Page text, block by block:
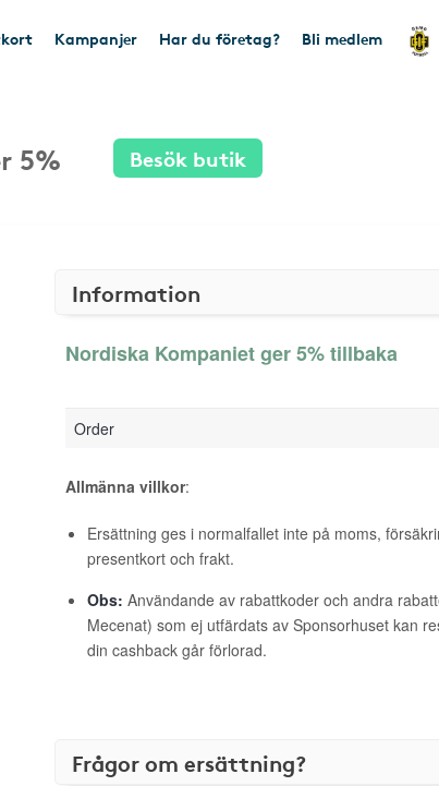
Kampanjer Har du företag? Bli medlem
5% Besök butik
Information
Nordiska Kompaniet ger 5% tillbaka
Order
Allmänna villkor:
Ersättning ges i normalfallet inte på moms,
presentkort och frakt.
Obs: Användande av rabattkoder och andra
Mecenat) som ej utfärdats av Sponsorhuset kan
din cashback går förlorad.
Frågor om ersättning?